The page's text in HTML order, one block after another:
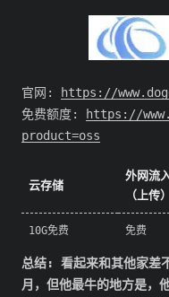
官网:
https://
免费额度:
https://
product=oss
云存储
外网流
（上传）
10G免费 免费
总结: 看起来和其他家差
月，但他最牛的地方是，